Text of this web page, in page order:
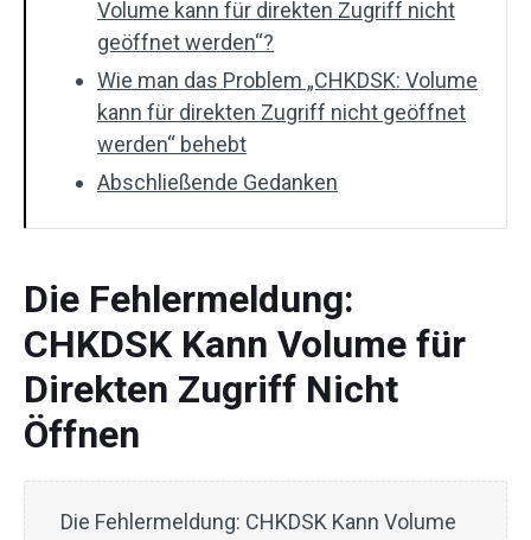
Volume kann für direkten Zugriff nicht
geöffnet werden“?
Wie man das Problem „CHKDSK: Volume
kann für direkten Zugriff nicht geöffnet
werden“ behebt
Abschließende Gedanken
Die Fehlermeldung:
CHKDSK Kann Volume für
Direkten Zugriff Nicht
Öffnen
Die Fehlermeldung: CHKDSK Kann Volume